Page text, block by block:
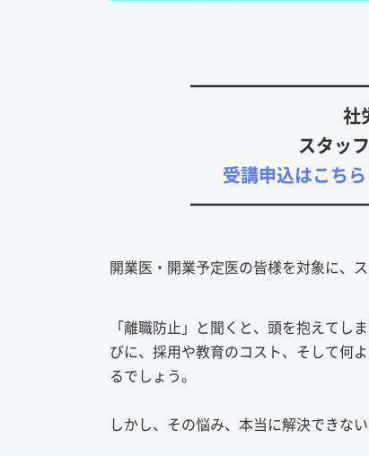
社
スタッ
受講申込はこち
開業医・開業予定医の皆様を対象に、
「離職防止」と聞くと、頭を抱えてし
びに、採用や教育のコスト、そして何
るでしょう。
しかし、その悩み、本当に解決できな